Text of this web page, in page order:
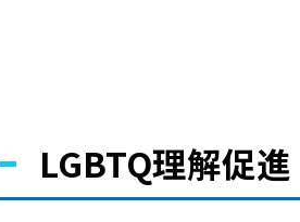
LGBTQ理解促進